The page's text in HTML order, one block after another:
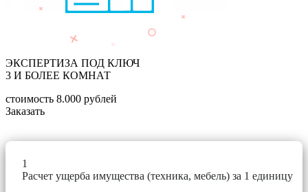
ЭКСПЕРТИЗА ПОД КЛЮЧ
3 И БОЛЕЕ КОМНАТ
стоимость 8.000 рублей
Заказать
1
Расчет ущерба имущества (техника, мебель) за 1 единицу